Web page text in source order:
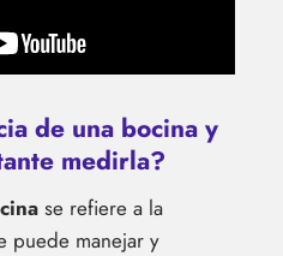
de una bocina y
medirla?
se refiere a la
puede manejar y